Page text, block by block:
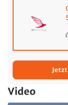
Video